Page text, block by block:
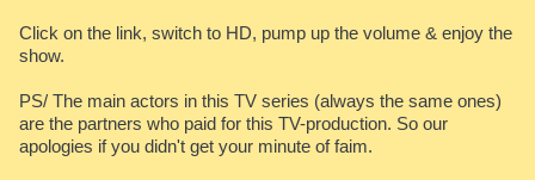
Click on the link, switch to HD, pump up the volume & enjoy the
show.
PS/ The main actors in this TV series (always the same ones)
are the partners who paid for this TV-production. So our
apologies if you didn't get your minute of faim.